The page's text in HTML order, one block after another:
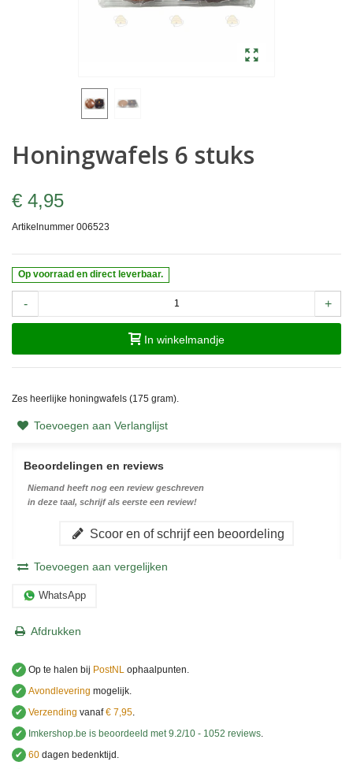
Honingwafels 6 stuks
€ 4,95
Artikelnummer 006523
Op voorraad en direct leverbaar.
- +
In winkelmandje
Zes heerlijke honingwafels (175 gram).
Toevoegen aan Verlanglijst
Beoordelingen en reviews
Niemand heeft nog een review geschreven
in deze taal, schrijf als eerste een review!
Scoor en of schrijf een beoordeling
Toevoegen aan vergelijken
WhatsApp
Afdrukken
✔ Op te halen bij PostNL ophaalpunten.
✔ Avondlevering mogelijk.
✔ Verzending vanaf€ 7,95
✔
Imkershop.be is beoordeeld met 9.2/10 - 1052 reviews
✔ 60 dagen bedenktijd.